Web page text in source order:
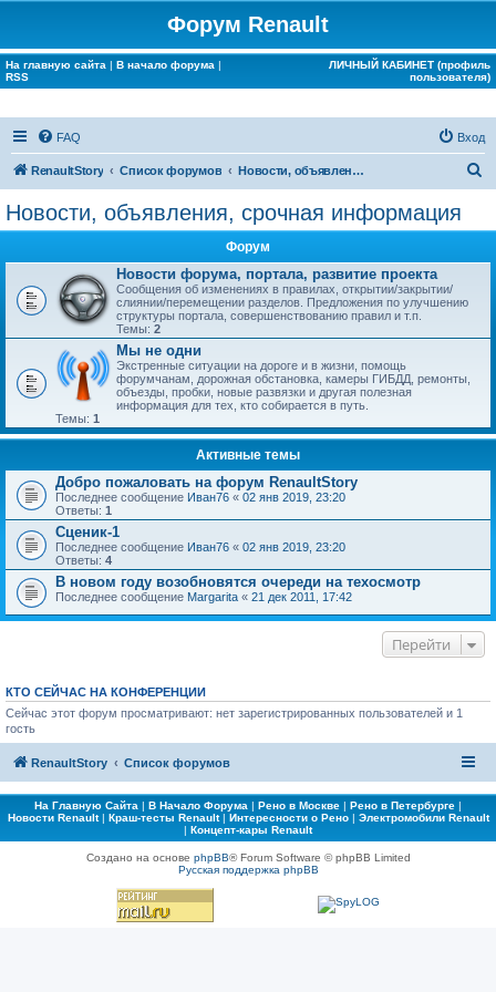
Форум Renault
На главную сайта | В начало форума |
RSS
ЛИЧНЫЙ КАБИНЕТ (профиль
пользователя)
FAQ Вход
RenaultStory Список форумов Новости, объявления, срочная информация
Новости, объявления, срочная информация
Форум
Новости форума, портала, развитие проекта
Сообщения об изменениях в правилах, открытии/закрытии/
слиянии/перемещении разделов. Предложения по улучшению
структуры портала, совершенствованию правил и т.п.
Темы: 2
Мы не одни
Экстренные ситуации на дороге и в жизни, помощь
форумчанам, дорожная обстановка, камеры ГИБДД, ремонты,
объезды, пробки, новые развязки и другая полезная
информация для тех, кто собирается в путь.
Темы: 1
Активные темы
Добро пожаловать на форум RenaultStory
Последнее сообщение Иван76 « 02 янв 2019, 23:20
Ответы: 1
Сценик-1
Последнее сообщение Иван76 « 02 янв 2019, 23:20
Ответы: 4
В новом году возобновятся очереди на техосмотр
Последнее сообщение Margarita « 21 дек 2011, 17:42
Перейти
КТО СЕЙЧАС НА КОНФЕРЕНЦИИ
Сейчас этот форум просматривают: нет зарегистрированных пользователей и 1
гость
RenaultStory Список форумов
На Главную Сайта | В Начало Форума | Рено в Москве | Рено в Петербурге |
Новости Renault| Краш-тесты Renault| Интересности о Рено| Электромобили Renault
| Концепт-кары Renault
Создано на основе phpBB® Forum Software © phpBB Limited
Русская поддержка phpBB